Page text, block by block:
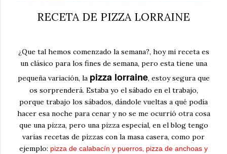
RECETA DE PIZZA LORRAINE
¿Que tal hemos comenzado la semana?, hoy mi receta es
un clásico para los fines de semana, pero esta tiene una
pequeña variación, la pizza lorraine, estoy segura que
os sorprenderá. Estaba yo el sábado en el trabajo,
porque trabajo los sábados, dándole vueltas a qué podía
hacer esa noche para cenar y no se me ocurrió otra cosa
que una pizza, pero una pizza especial, en el blog tengo
varias recetas de pizzas con la masa casera, como por
ejemplo: pizza de calabacín y puerros, pizza de anchoas y